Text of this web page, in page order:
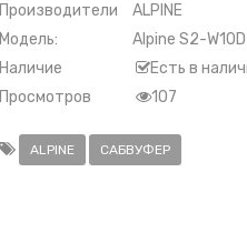
Производители
ALPINE
Модель:
Alpine S2-
Наличие
Есть в
Просмотров
107
ALPINE САБВУФЕР